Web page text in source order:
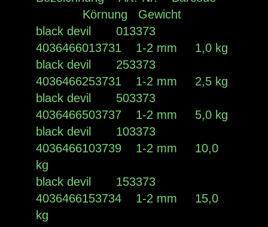
Körnung Gewicht
black devil 013373
4036466013731 1-2 mm 1,0 kg
black devil 253373
4036466253731 1-2 mm 2,5 kg
black devil 503373
4036466503737 1-2 mm 5,0 kg
black devil 103373
4036466103739 1-2 mm 10,0
kg
black devil 153373
4036466153734 1-2 mm 15,0
kg